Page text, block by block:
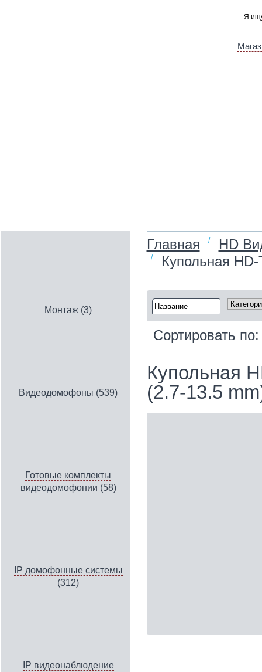
Монтаж (3)
Видеодомофоны (539)
Готовые комплекты
видеодомофонии (58)
IP домофонные системы
(312)
IP видеонаблюдение
Главная / HD
/ Купольная
Сортировать
Купольная
(2.7-13.5